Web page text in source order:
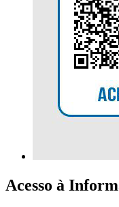
Acesso à